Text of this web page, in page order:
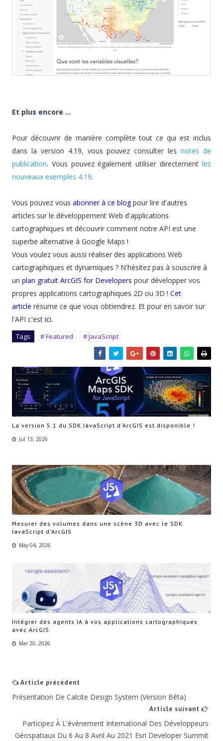
Et plus encore ...
Pour découvrir de manière complète tout ce qui est inclus
dans la version 4.19, vous pouvez consulter lesnotes de
publication. Vous pouvez également utiliser directementles
nouveaux exemples 4.19.
Vous pouvez vous abonner à ce blogpour lire d'autres
articles sur le développement Web d'applications
cartographiques et découvrir comment notre API est une
superbe alternative à Google Maps !
Vous voulez vous aussi réaliser des applications Web
cartographiques et dynamiques ? N'hésitez pas à souscrire à
un plan gratuit ArcGIS for Developers pour développer vos
propres applications cartographiques 2D ou 3D ! Cet
article résume ce que vous obtiendrez. Et pour en savoir sur
l'API c'est ici.
Tags # Featured # JavaScript
La version 5.1 du SDK JavaScript d'ArcGIS est disponible !
Jul 13, 2026
Mesurer des volumes dans une scène 3D avec le SDK
JavaScript d'ArcGIS
May 04, 2026
Intégrer des agents IA à vos applications cartographiques
avec ArcGIS
Mar 20, 2026
Article précédent
Présentation De Calcite Design System (version Bêta)
Article suivant
Participez À L'événement International Des Développeurs
Géospatiaux Du 6 Au 8 Avril Au 2021 Esri Developer Summit